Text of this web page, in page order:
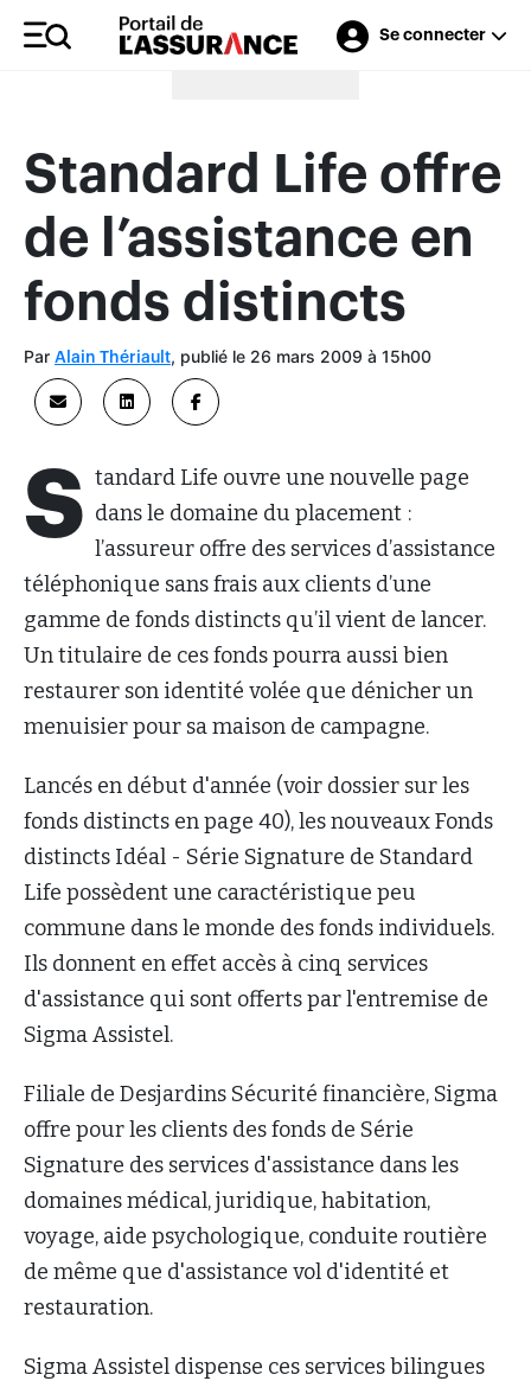
Se connecter
Merci à nos annonceurs
Standard Life offre
de l’assistance en
fonds distincts
Par Alain Thériault, publié le 26 mars 2009 à 15h00
S tandard Life ouvre une nouvelle page
dans le domaine du placement :
l’assureur offre des services d’assistance
téléphonique sans frais aux clients d’une
gamme de fonds distincts qu’il vient de lancer.
Un titulaire de ces fonds pourra aussi bien
restaurer son identité volée que dénicher un
menuisier pour sa maison de campagne.
Lancés en début d'année (voir dossier sur les
fonds distincts en page 40), les nouveaux Fonds
distincts Idéal - Série Signature de Standard
Life possèdent une caractéristique peu
commune dans le monde des fonds individuels.
Ils donnent en effet accès à cinq services
d'assistance qui sont offerts par l'entremise de
Sigma Assistel.
Filiale de Desjardins Sécurité financière, Sigma
offre pour les clients des fonds de Série
Signature des services d'assistance dans les
domaines médical, juridique, habitation,
voyage, aide psychologique, conduite routière
de même que d'assistance vol d'identité et
restauration.
Sigma Assistel dispense ces services bilingues